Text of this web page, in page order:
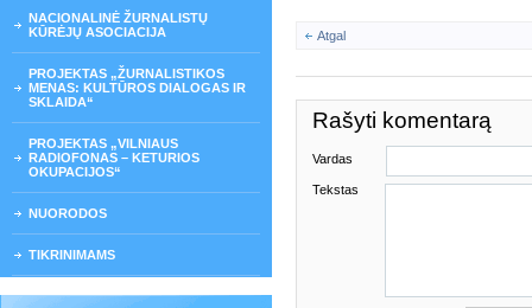
NACIONALINĖ ŽURNALISTŲ
KŪRĖJŲ ASOCIACIJA
PROJEKTAS „ŽURNALISTIKOS
MENAS: KULTŪROS DIALOGAS IR
SKLAIDA“
PROJEKTAS „VILNIAUS
RADIOFONAS – KETURIOS
OKUPACIJOS“
NUORODOS
TIKRINIMAMS
Atgal
Rašyti komentarą
Vardas
Tekstas